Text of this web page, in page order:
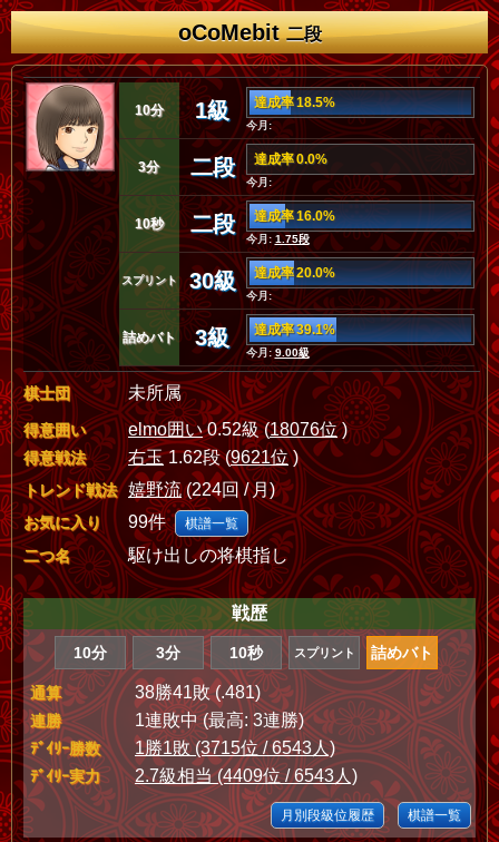
oCoMebit二段
10分 1級 達成率 18.5%
今月:
3分 二段 達成率 0.0%
今月:
10秒 二段 達成率 16.0%
今月: 1.75段
スプリント 30級 達成率 20.0%
今月:
詰めバト 3級 達成率 39.1%
今月:9.00級
棋士団 未所属
得意囲い elmo囲い0.52級 (18076位)
得意戦法 右玉1.62段 (9621位)
トレンド戦法 嬉野流(224回 / 月)
お気に入り 99件 棋譜一覧
二つ名 駆け出しの将棋指し
戦歴
10分 3分 10秒 スプリント 詰めバト
通算 38勝41敗 (.481)
連勝 1連敗中 (最高: 3連勝)
ﾃﾞｲﾘｰ勝数 1勝1敗 (3715位 / 6543人)
ﾃﾞｲﾘｰ実力 2.7級相当 (4409位 / 6543人)
月別段級位履歴 棋譜一覧